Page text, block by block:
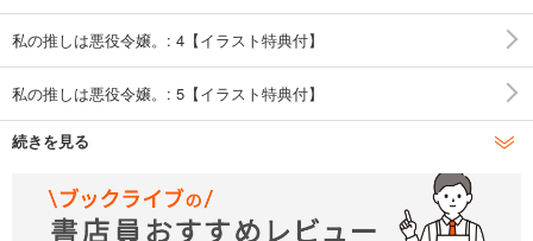
私の推しは悪役令嬢。: 4【イラスト特典付】
私の推しは悪役令嬢。: 5【イラスト特典付】
私の推しは悪役令嬢。: 6【イラスト特典付】
私の推しは悪役令嬢。: 7【イラスト特典付】
続きを見る